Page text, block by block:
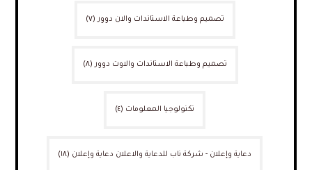
تصميم وطباعة الاستاندات والان دوور (٧)
تصميم وطباعة الاستاندات والاوت دوور (٨)
تكنولوجيا المعلومات (٤)
دعاية وإعلان - شركة ناب للدعاية والاعلان دعاية وإعلان (١٨)